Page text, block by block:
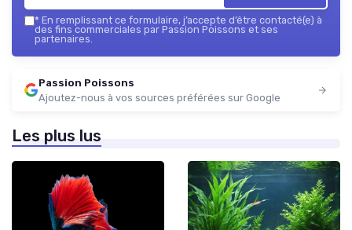
* En remplissant ce formulaire, j’accepte d’être contacté(e) à
des fins commerciales par Passion Poissons et ses
partenaires.
Passion Poissons
Ajoutez-nous à vos sources préférées sur Google
Les plus lus